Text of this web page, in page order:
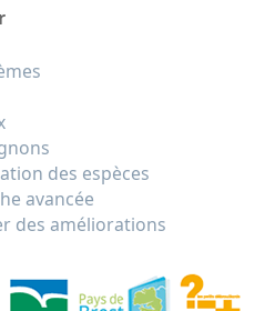
des espèces
avancée
des améliorations